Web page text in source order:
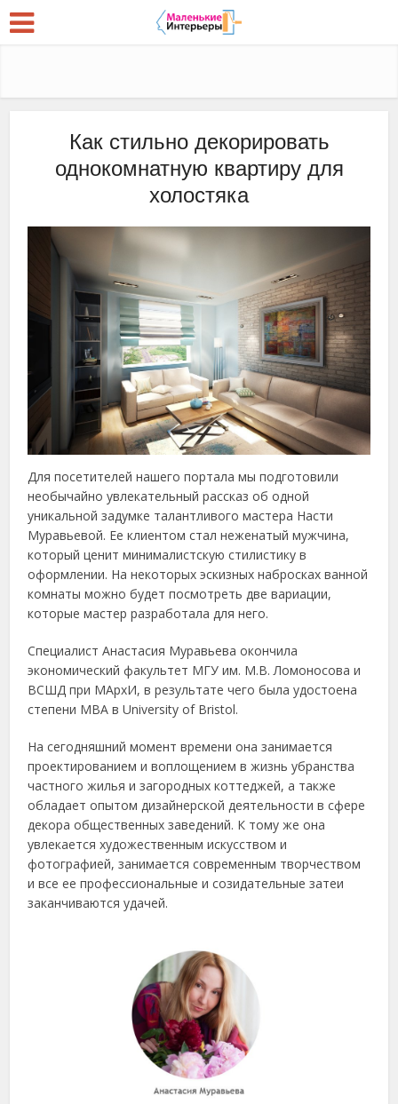
Как стильно декорировать
однокомнатную квартиру для
холостяка
Для посетителей нашего портала мы подготовили
необычайно увлекательный рассказ об одной
уникальной задумке талантливого мастера Насти
Муравьевой. Ее клиентом стал неженатый мужчина,
который ценит минималистскую стилистику в
оформлении. На некоторых эскизных набросках ванной
комнаты можно будет посмотреть две вариации,
которые мастер разработала для него.
Специалист Анастасия Муравьева окончила
экономический факультет МГУ им. М.В. Ломоносова и
ВСШД при МАрхИ, в результате чего была удостоена
степени МВА в University of Bristol.
На сегодняшний момент времени она занимается
проектированием и воплощением в жизнь убранства
частного жилья и загородных коттеджей, а также
обладает опытом дизайнерской деятельности в сфере
декора общественных заведений. К тому же она
увлекается художественным искусством и
фотографией, занимается современным творчеством
и все ее профессиональные и созидательные затеи
заканчиваются удачей.